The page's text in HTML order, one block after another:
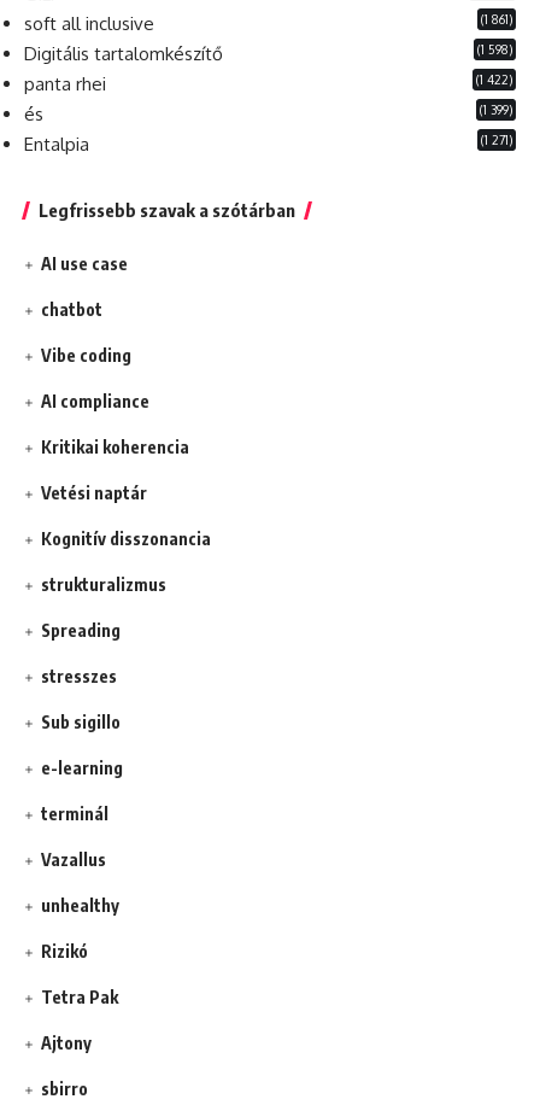
soft all inclusive (1 861)
Digitális tartalomkészítő (1 598)
panta rhei (1 422)
és (1 399)
Entalpia (1 271)
Legfrissebb szavak a szótárban
AI use case
chatbot
Vibe coding
AI compliance
Kritikai koherencia
Vetési naptár
Kognitív disszonancia
strukturalizmus
Spreading
stresszes
Sub sigillo
e-learning
terminál
Vazallus
unhealthy
Rizikó
Tetra Pak
Ajtony
sbirro